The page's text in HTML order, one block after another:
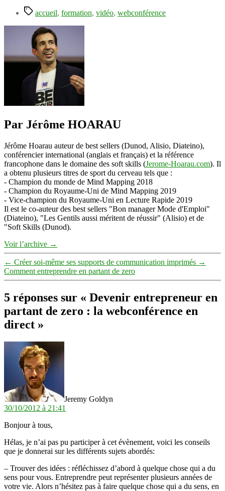
Étiquettes
accueil, formation, vidéo, webconférence
Par Jérôme HOARAU
Jérôme Hoarau auteur de best sellers (Dunod, Alisio, Diateino),
conférencier international (anglais et français) et la référence
francophone dans le domaine des soft skills (Jerome-Hoarau.com). Il
a obtenu plusieurs titres de sport du cerveau tels que :
- Champion du monde de Mind Mapping 2018
- Champion du Royaume-Uni de Mind Mapping 2019
- Vice-champion du Royaume-Uni en Lecture Rapide 2019
Il est le co-auteur des best sellers "Bon manager Mode d'Emploi"
(Diateino), "Les Gentils aussi méritent de réussir" (Alisio) et de
"Soft Skills (Dunod).
Voir l’archive →
← Créer soi-même ses supports de communication imprimés →
Comment entreprendre en partant de zero
5 réponses sur « Devenir entrepreneur en
partant de zero : la webconférence en
direct »
Jeremy Goldyn
30/10/2012 à 21:41
Bonjour à tous,
Hélas, je n’ai pas pu participer à cet évènement, voici les conseils
que je donnerai sur les différents sujets abordés:
– Trouver des idées : réfléchissez d’abord à quelque chose qui a du
sens pour vous. Entreprendre peut représenter plusieurs années de
votre vie. Alors n’hésitez pas à faire quelque chose qui a du sens, en